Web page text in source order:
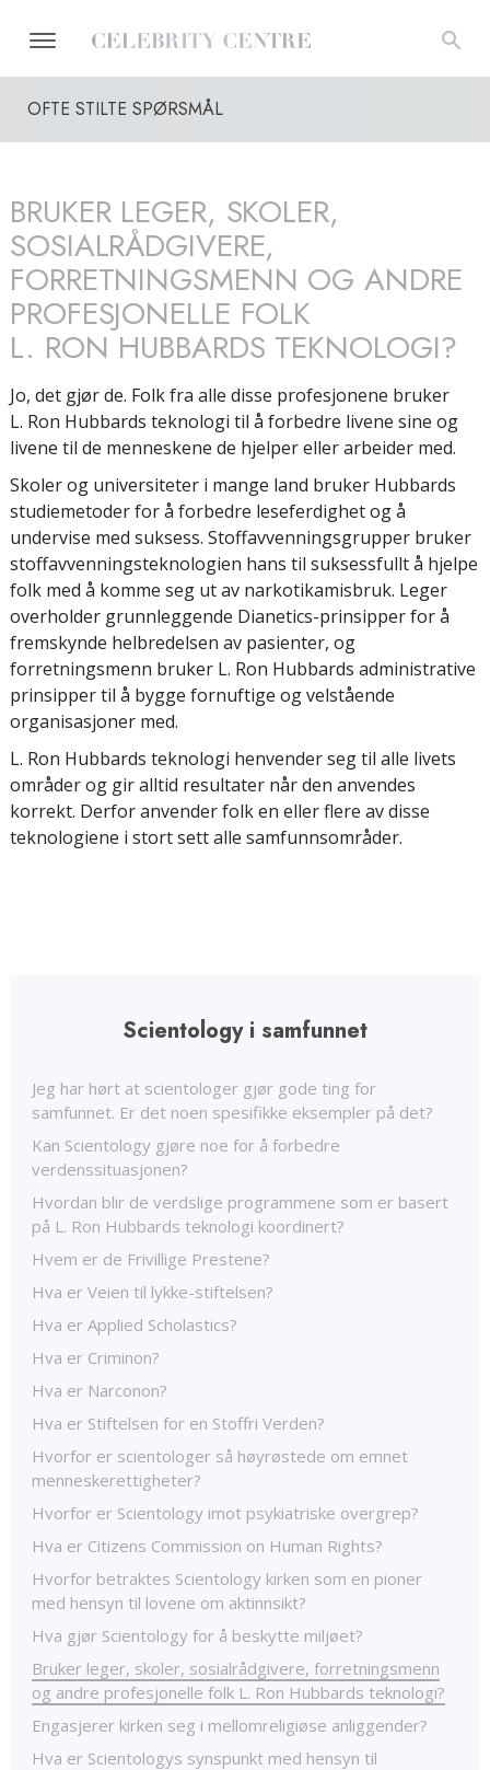
OFTE STILTE SPØRSMÅL
BRUKER LEGER, SKOLER,
SOSIALRÅDGIVERE,
FORRETNINGSMENN OG ANDRE
PROFESJONELLE FOLK
L. RON HUBBARDS TEKNOLOGI?
Jo, det gjør de. Folk fra alle disse profesjonene bruker
L. Ron Hubbards teknologi til å forbedre livene sine og
livene til de menneskene de hjelper eller arbeider med.
Skoler og universiteter i mange land bruker Hubbards
studiemetoder for å forbedre leseferdighet og å
undervise med suksess. Stoffavvenningsgrupper bruker
stoffavvenningsteknologien hans til suksessfullt å hjelpe
folk med å komme seg ut av narkotikamisbruk. Leger
overholder grunnleggende Dianetics-prinsipper for å
fremskynde helbredelsen av pasienter, og
forretningsmenn bruker L. Ron Hubbards administrative
prinsipper til å bygge fornuftige og velstående
organisasjoner med.
L. Ron Hubbards teknologi henvender seg til alle livets
områder og gir alltid resultater når den anvendes
korrekt. Derfor anvender folk en eller flere av disse
teknologiene i stort sett alle samfunnsområder.
Scientology i samfunnet
Jeg har hørt at scientologer gjør gode ting for
samfunnet. Er det noen spesifikke eksempler på det?
Kan Scientology gjøre noe for å forbedre
verdenssituasjonen?
Hvordan blir de verdslige programmene som er basert
på L. Ron Hubbards teknologi koordinert?
Hvem er de Frivillige Prestene?
Hva er Veien til lykke-stiftelsen?
Hva er Applied Scholastics?
Hva er Criminon?
Hva er Narconon?
Hva er Stiftelsen for en Stoffri Verden?
Hvorfor er scientologer så høyrøstede om emnet
menneskerettigheter?
Hvorfor er Scientology imot psykiatriske overgrep?
Hva er Citizens Commission on Human Rights?
Hvorfor betraktes Scientology kirken som en pioner
med hensyn til lovene om aktinnsikt?
Hva gjør Scientology for å beskytte miljøet?
Bruker leger, skoler, sosialrådgivere, forretningsmenn
og andre profesjonelle folk L. Ron Hubbards teknologi?
Engasjerer kirken seg i mellomreligiøse anliggender?
Hva er Scientologys synspunkt med hensyn til